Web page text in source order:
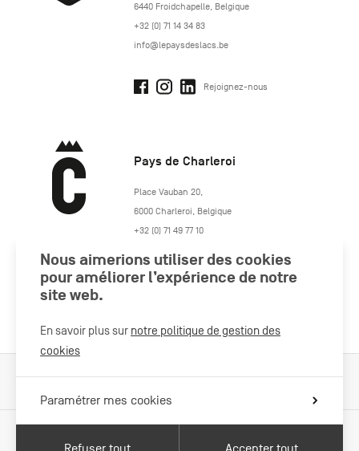
6440 Froidchapelle, Belgique
+32 (0) 71 14 34 83
info@lepaysdeslacs.be
Rejoignez-nous
Pays de Charleroi
https://www.paysdecharleroi.be/
Place Vauban 20,
6000 Charleroi, Belgique
+32 (0) 71 49 77 10
Nous aimerions utiliser des cookies
pour améliorer l’expérience de notre
site web.
En savoir plus sur notre politique de gestion des
cookies
Paramétrer mes cookies